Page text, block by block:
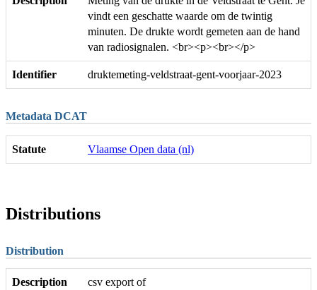
vindt een geschatte waarde om de twintig
minuten. De drukte wordt gemeten aan de hand
van radiosignalen. <br><p><br></p>
Identifier druktemeting-veldstraat-gent-voorjaar-2023
Metadata DCAT
Statute Vlaamse Open data (nl)
Distributions
Distribution
Description
csv export of